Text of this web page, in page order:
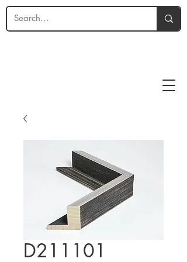
D211101